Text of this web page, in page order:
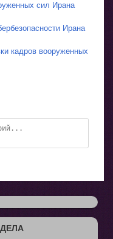
сил Ирана
Ирана
кадров вооруженных